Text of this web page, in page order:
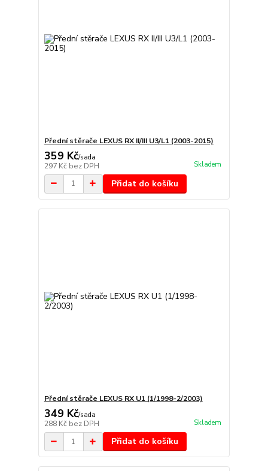
Přední stěrače LEXUS RX II/III U3/L1 (2003-2015)
359 Kč/sada
297 Kč bez DPH Skladem
Přidat do košíku
Přední stěrače LEXUS RX U1 (1/1998-2/2003)
349 Kč/sada
288 Kč bez DPH Skladem
Přidat do košíku